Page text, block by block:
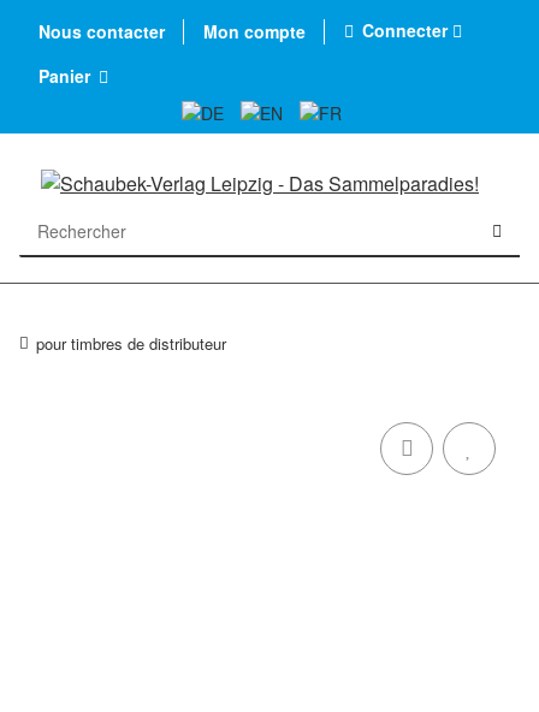
Nous contacter Mon compte
Connecter
Panier
pour timbres de distributeur